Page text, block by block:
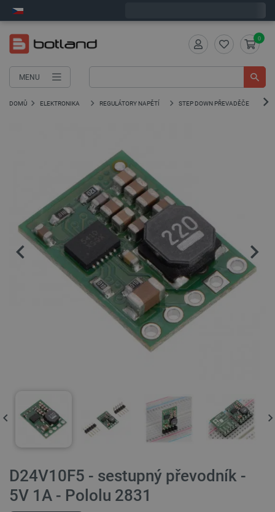
MENU
0
DOMŮ ELEKTRONIKA REGULÁTORY NAPĚTÍ STEP DOWN PŘEVADĚČE
D24V10F5 - sestupný převodník -
5V 1A - Pololu 2831